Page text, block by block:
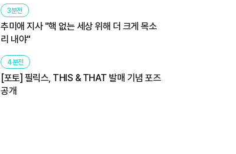
3분전
추미애 지사 "핵 없는 세상 위해 더 크게 목소
리 내야"
4분전
[포토] 필릭스, THIS & THAT 발매 기념 포즈
공개